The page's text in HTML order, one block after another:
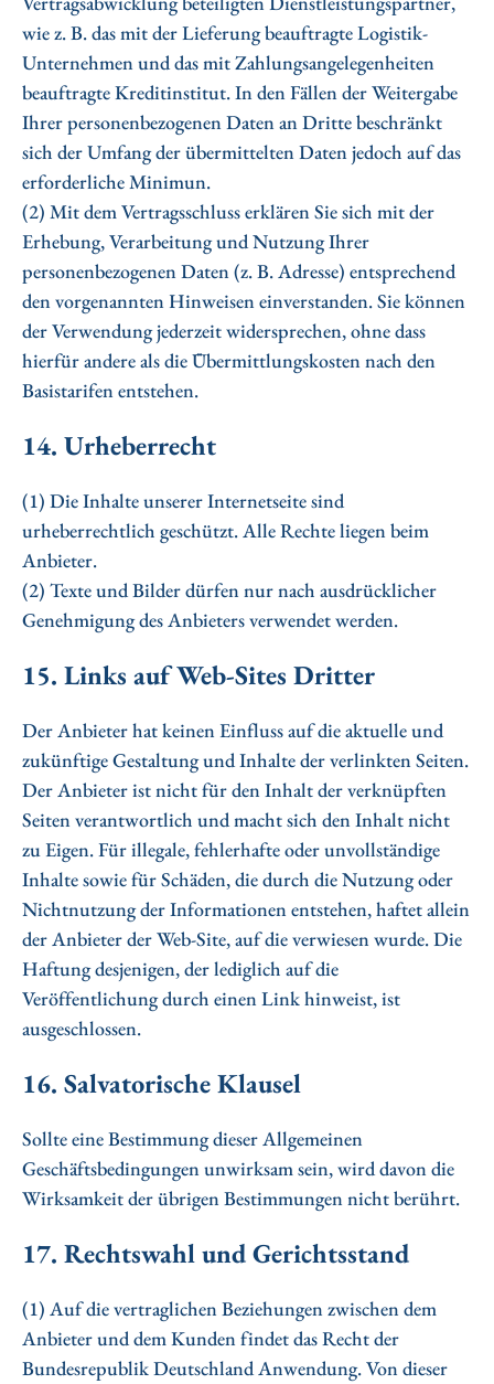
wie z. B. das mit der Lieferung beauftragte Logistik-
Unternehmen und das mit Zahlungsangelegenheiten
beauftragte Kreditinstitut. In den Fällen der Weitergabe
Ihrer personenbezogenen Daten an Dritte beschränkt
sich der Umfang der übermittelten Daten jedoch auf das
erforderliche Minimun.
(2) Mit dem Vertragsschluss erklären Sie sich mit der
Erhebung, Verarbeitung und Nutzung Ihrer
personenbezogenen Daten (z. B. Adresse) entsprechend
den vorgenannten Hinweisen einverstanden. Sie können
der Verwendung jederzeit widersprechen, ohne dass
hierfür andere als die Übermittlungskosten nach den
Basistarifen entstehen.
14. Urheberrecht
(1) Die Inhalte unserer Internetseite sind
urheberrechtlich geschützt. Alle Rechte liegen beim
Anbieter.
(2) Texte und Bilder dürfen nur nach ausdrücklicher
Genehmigung des Anbieters verwendet werden.
15. Links auf Web-Sites Dritter
Der Anbieter hat keinen Einfluss auf die aktuelle und
zukünftige Gestaltung und Inhalte der verlinkten Seiten.
Der Anbieter ist nicht für den Inhalt der verknüpften
Seiten verantwortlich und macht sich den Inhalt nicht
zu Eigen. Für illegale, fehlerhafte oder unvollständige
Inhalte sowie für Schäden, die durch die Nutzung oder
Nichtnutzung der Informationen entstehen, haftet allein
der Anbieter der Web-Site, auf die verwiesen wurde. Die
Haftung desjenigen, der lediglich auf die
Veröffentlichung durch einen Link hinweist, ist
ausgeschlossen.
16. Salvatorische Klausel
Sollte eine Bestimmung dieser Allgemeinen
Geschäftsbedingungen unwirksam sein, wird davon die
Wirksamkeit der übrigen Bestimmungen nicht berührt.
17. Rechtswahl und Gerichtsstand
(1) Auf die vertraglichen Beziehungen zwischen dem
Anbieter und dem Kunden findet das Recht der
Bundesrepublik Deutschland Anwendung. Von dieser